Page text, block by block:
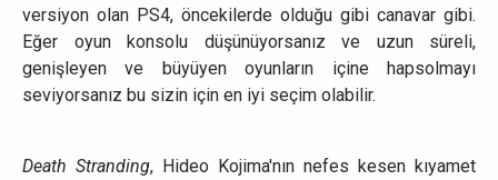
versiyon olan PS4, öncekilerde olduğu gibi canavar gibi.
Eğer oyun konsolu düşünüyorsanız ve uzun süreli,
genişleyen ve büyüyen oyunların içine hapsolmayı
seviyorsanız bu sizin için en iyi seçim olabilir.
Death Stranding, Hideo Kojima'nın nefes kesen kıyamet